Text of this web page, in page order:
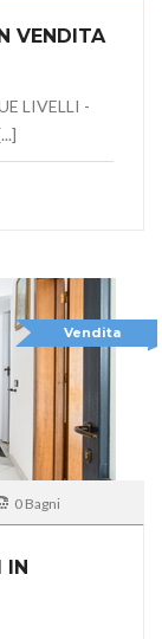
VENDITA
LIVELLI -
Vendita
0 Bagni
IN